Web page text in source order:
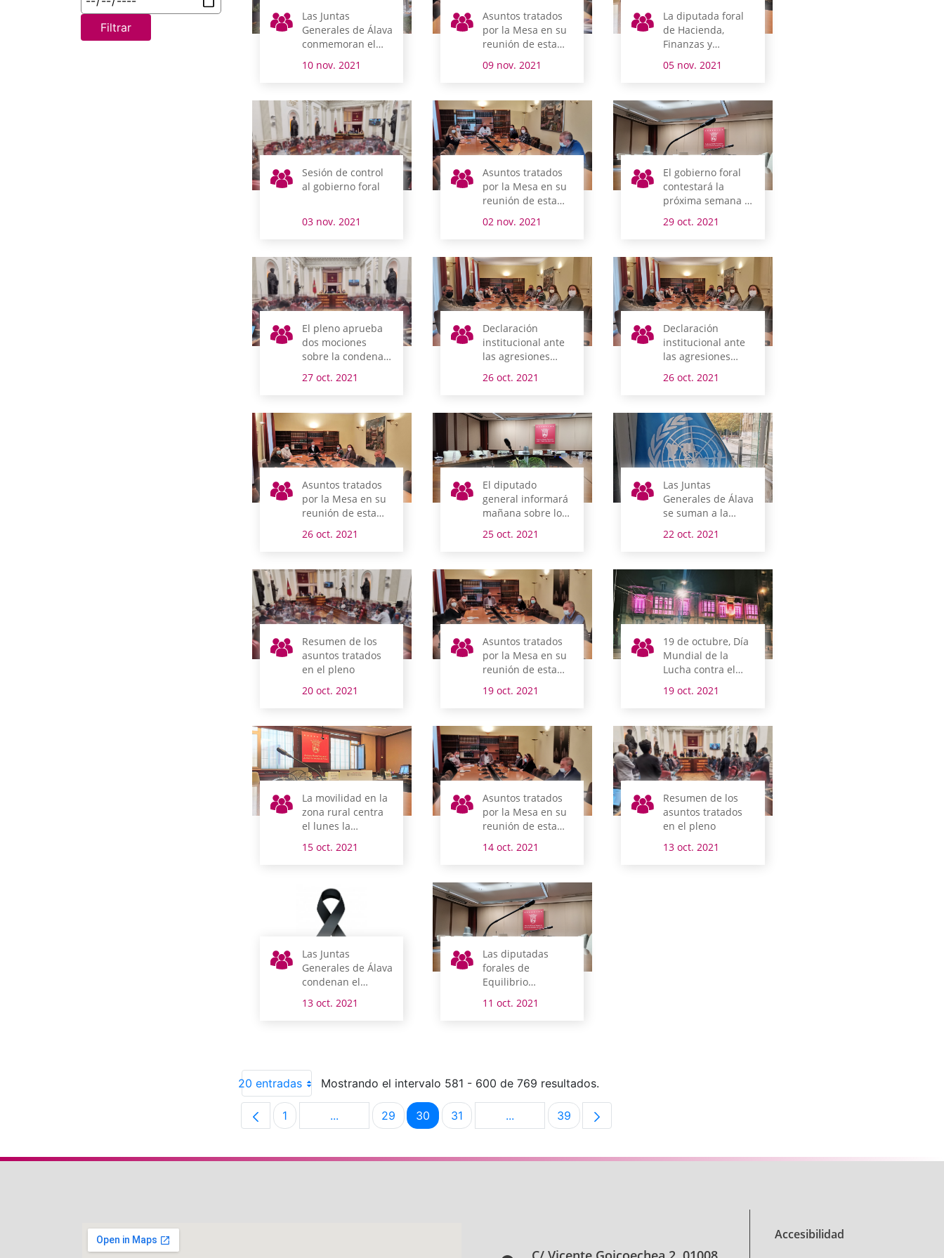
Filtrar
Las Juntas
Generales de Álava
conmemoran el
10 nov. 2021
Asuntos tratados
por la Mesa en su
reunión de esta
09 nov. 2021
La diputada foral
de Hacienda,
Finanzas y
presidente del
Cuentas
comparecen el
lunes en comisión
05 nov. 2021
Sesión de control
al gobierno foral
03 nov. 2021
Asuntos tratados
por la Mesa en su
reunión de esta
02 nov. 2021
El gobierno foral
contestará la
próxima semana a
interpelaciones y
el pleno de control
29 oct. 2021
El pleno aprueba
dos mociones
sobre la condena
violencia y la Ruta
Berganzo
27 oct. 2021
Declaración
institucional ante
las agresiones
Vitoria-Gasteiz
26 oct. 2021
Declaración
institucional ante
las agresiones
Vitoria-Gasteiz
26 oct. 2021
Asuntos tratados
por la Mesa en su
reunión de esta
26 oct. 2021
El diputado
general informará
mañana sobre los
en el Consejo
25 oct. 2021
Las Juntas
Generales de Álava
se suman a la
del Día de las
22 oct. 2021
Resumen de los
asuntos tratados
en el pleno
20 oct. 2021
Asuntos tratados
por la Mesa en su
reunión de esta
19 oct. 2021
19 de octubre, Día
Mundial de la
Lucha contra el
19 oct. 2021
La movilidad en la
zona rural centra
el lunes la
comisión de
15 oct. 2021
Asuntos tratados
por la Mesa en su
reunión de esta
14 oct. 2021
Resumen de los
asuntos tratados
en el pleno
13 oct. 2021
Las Juntas
Generales de Álava
condenan el
perpetrado ayer
13 oct. 2021
Las diputadas
forales de
Equilibrio
Cultura y Deporte
11 oct. 2021
20 entradas Mostrando el intervalo 581 - 600 de 769 resultados.
Página
1 ...Páginas intermedias Use TAB para desplazarse.
Página
29 Página
30 Página
31 ...Páginas intermedias Use TAB para desplazarse.
Página
39
Accesibilidad